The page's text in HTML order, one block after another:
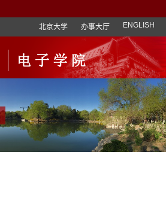
北京大学 办事大厅 ENGLISH